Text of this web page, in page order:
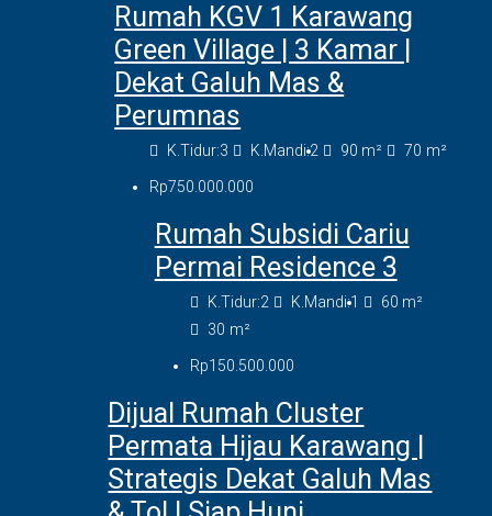
Rumah KGV 1 Karawang
Green Village | 3 Kamar |
Dekat Galuh Mas &
Perumnas
K.Tidur:3 K.Mandi:2 90 m² 70 m²
Rp750.000.000
Rumah Subsidi Cariu
Permai Residence 3
K.Tidur:2 K.Mandi:1 60 m²
30 m²
Rp150.500.000
Dijual Rumah Cluster
Permata Hijau Karawang |
Strategis Dekat Galuh Mas